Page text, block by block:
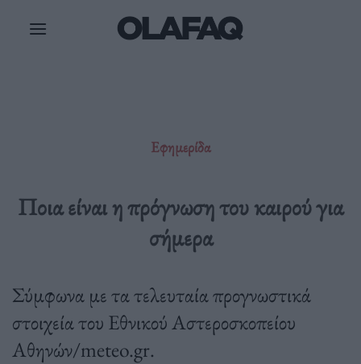
Εφημερίδα
Ποια είναι η πρόγνωση του καιρού για
σήμερα
Σύμφωνα με τα τελευταία προγνωστικά
στοιχεία του Εθνικού Αστεροσκοπείου
Αθηνών/meteo.gr.